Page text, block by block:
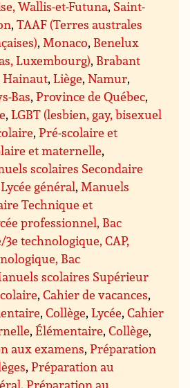
Wallis-et-Futuna, Saint-
,TAAF (Terres australes
, Monaco, Benelux
Luxembourg), Brabant
Hainaut,Liège,Namur,
Bas,Province de Québec,
,LGBT (lesbien, gay, bisexuel
,Pré-scolaire et
et maternelle,
scolaires Secondaire
Lycée général, Manuels
Technique et
professionnel, Bac
technologique, CAP,
Bac
scolaires Supérieur
,Cahier de vacances,
,Collège,Lycée,Cahier
,Élémentaire,Collège,
aux examens,Préparation
,Préparation au
,Préparation au